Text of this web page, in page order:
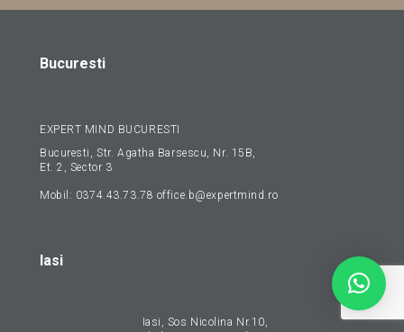
Bucuresti
EXPERT MIND BUCURESTI
Bucuresti, Str. Agatha Barsescu, Nr. 15B,
Et. 2, Sector 3
Mobil: 0374.43.73.78 office.b@expertmind.ro
Iasi
Iasi, Sos Nicolina Nr.10,